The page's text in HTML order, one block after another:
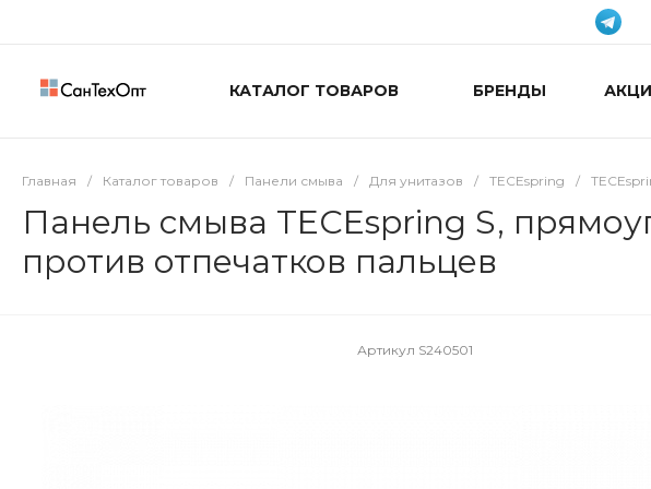
КАТАЛОГ ТОВАРОВ БРЕНДЫ
Главная / Каталог товаров / Панели смыва / Для унитазов / TECEspring /
Панель смыва TECEspring S,
против отпечатков пальцев
Артикул S240501